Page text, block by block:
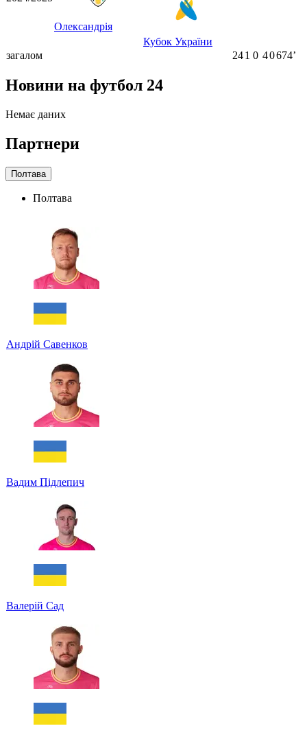
Олександрія
Кубок України
загалом 241 0 40674ʼ
Новини на футбол 24
Немає даних
Партнери
Полтава
Полтава
Андрій Савенков
Вадим Підлепич
Валерій Сад